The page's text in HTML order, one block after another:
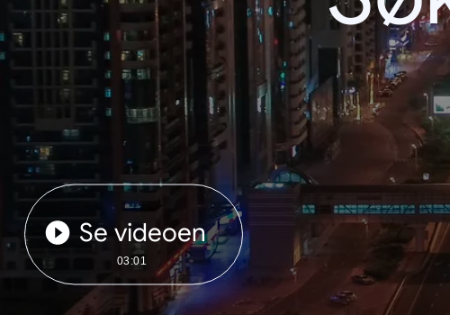
Se videoen
03:01